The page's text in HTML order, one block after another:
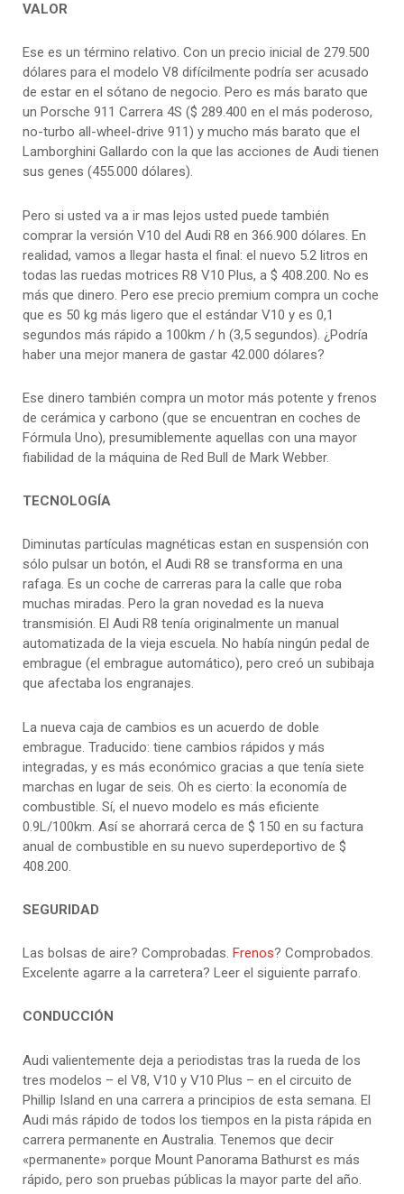
VALOR
Ese es un término relativo. Con un precio inicial de 279.500
dólares para el modelo V8 difícilmente podría ser acusado
de estar en el sótano de negocio. Pero es más barato que
un Porsche 911 Carrera 4S ($ 289.400 en el más poderoso,
no-turbo all-wheel-drive 911) y mucho más barato que el
Lamborghini Gallardo con la que las acciones de Audi tienen
sus genes (455.000 dólares).
Pero si usted va a ir mas lejos usted puede también
comprar la versión V10 del Audi R8 en 366.900 dólares. En
realidad, vamos a llegar hasta el final: el nuevo 5.2 litros en
todas las ruedas motrices R8 V10 Plus, a $ 408.200. No es
más que dinero. Pero ese precio premium compra un coche
que es 50 kg más ligero que el estándar V10 y es 0,1
segundos más rápido a 100km / h (3,5 segundos). ¿Podría
haber una mejor manera de gastar 42.000 dólares?
Ese dinero también compra un motor más potente y frenos
de cerámica y carbono (que se encuentran en coches de
Fórmula Uno), presumiblemente aquellas con una mayor
fiabilidad de la máquina de Red Bull de Mark Webber.
TECNOLOGÍA
Diminutas partículas magnéticas estan en suspensión con
sólo pulsar un botón, el Audi R8 se transforma en una
rafaga. Es un coche de carreras para la calle que roba
muchas miradas. Pero la gran novedad es la nueva
transmisión. El Audi R8 tenía originalmente un manual
automatizada de la vieja escuela. No había ningún pedal de
embrague (el embrague automático), pero creó un subibaja
que afectaba los engranajes.
La nueva caja de cambios es un acuerdo de doble
embrague. Traducido: tiene cambios rápidos y más
integradas, y es más económico gracias a que tenía siete
marchas en lugar de seis. Oh es cierto: la economía de
combustible. Sí, el nuevo modelo es más eficiente
0.9L/100km. Así se ahorrará cerca de $ 150 en su factura
anual de combustible en su nuevo superdeportivo de $
408.200.
SEGURIDAD
Las bolsas de aire? Comprobadas. Frenos? Comprobados.
Excelente agarre a la carretera? Leer el siguiente parrafo.
CONDUCCIÓN
Audi valientemente deja a periodistas tras la rueda de los
tres modelos – el V8, V10 y V10 Plus – en el circuito de
Phillip Island en una carrera a principios de esta semana. El
Audi más rápido de todos los tiempos en la pista rápida en
carrera permanente en Australia. Tenemos que decir
«permanente» porque Mount Panorama Bathurst es más
rápido, pero son pruebas públicas la mayor parte del año.